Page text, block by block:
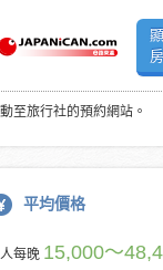
至旅行社的預約網站。
平均價格
每晚 15,000～